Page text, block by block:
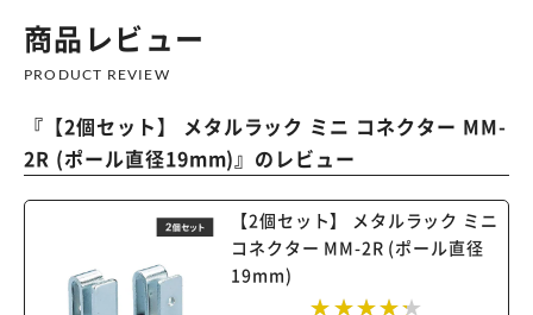
商品レビュー
PRODUCT REVIEW
『 【2個セット】 メタルラック ミニ コネクター MM-
2R (ポール直径19mm)』のレビュー
【2個セット】 メタルラック ミニ
コネクター MM-2R (ポール直径
19mm)